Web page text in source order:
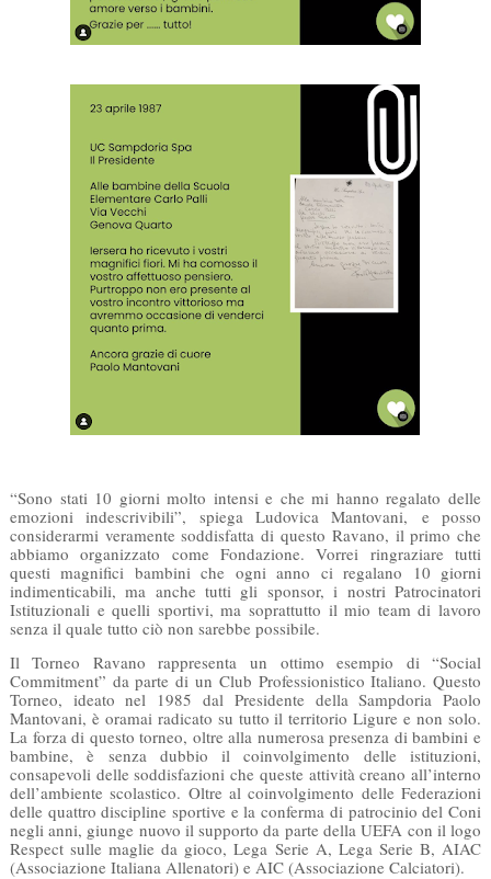
“Sono stati 10 giorni molto intensi e che mi hanno regalato delle
emozioni indescrivibili”, spiega Ludovica Mantovani, e posso
considerarmi veramente soddisfatta di questo Ravano, il primo che
abbiamo organizzato come Fondazione. Vorrei ringraziare tutti
questi magnifici bambini che ogni anno ci regalano 10 giorni
indimenticabili, ma anche tutti gli sponsor, i nostri Patrocinatori
Istituzionali e quelli sportivi, ma soprattutto il mio team di lavoro
senza il quale tutto ciò non sarebbe possibile.
Il Torneo Ravano rappresenta un ottimo esempio di “Social
Commitment” da parte di un Club Professionistico Italiano. Questo
Torneo, ideato nel 1985 dal Presidente della Sampdoria Paolo
Mantovani, è oramai radicato su tutto il territorio Ligure e non solo.
La forza di questo torneo, oltre alla numerosa presenza di bambini e
bambine, è senza dubbio il coinvolgimento delle istituzioni,
consapevoli delle soddisfazioni che queste attività creano all’interno
dell’ambiente scolastico. Oltre al coinvolgimento delle Federazioni
delle quattro discipline sportive e la conferma di patrocinio del Coni
negli anni, giunge nuovo il supporto da parte della UEFA con il logo
Respect sulle maglie da gioco, Lega Serie A, Lega Serie B, AIAC
(Associazione Italiana Allenatori) e AIC (Associazione Calciatori).